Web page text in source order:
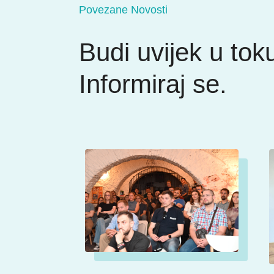
Povezane Novosti
Budi uvijek u
Informiraj se.